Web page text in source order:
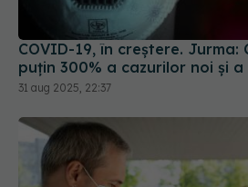
COVID-19, în creștere. Jurma:
puțin 300% a cazurilor noi și
31 aug 2025, 22:37